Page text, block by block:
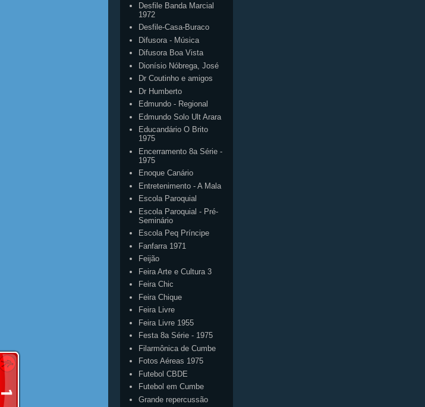
Desfile Banda Marcial
1972
Desfile-Casa-Buraco
Difusora - Música
Difusora Boa Vista
Dionísio Nóbrega, José
Dr Coutinho e amigos
Dr Humberto
Edmundo - Regional
Edmundo Solo Ult Arara
Educandário O Brito
1975
Encerramento 8a Série -
1975
Enoque Canário
Entretenimento - A Mala
Escola Paroquial
Escola Paroquial - Pré-
Seminário
Escola Peq Príncipe
Fanfarra 1971
Feijão
Feira Arte e Cultura 3
Feira Chic
Feira Chique
Feira Livre
Feira Livre 1955
Festa 8a Série - 1975
Filarmônica de Cumbe
Fotos Aéreas 1975
Futebol CBDE
Futebol em Cumbe
Grande repercussão